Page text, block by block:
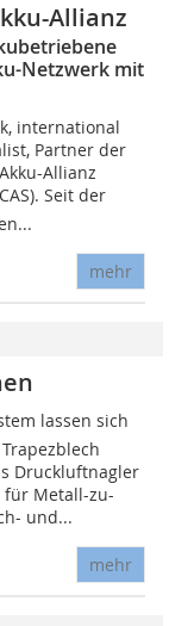
Allianz
Netzwerk mit
international
Partner der
Allianz
Seit der
mehr
lassen sich
Druckluftnagler
Metall-zu-
und...
mehr